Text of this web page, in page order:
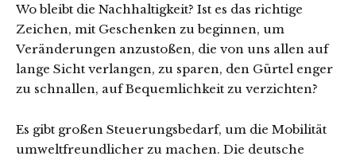
Wo bleibt die Nachhaltigkeit? Ist es das richtige
Zeichen, mit Geschenken zu beginnen, um
Veränderungen anzustoßen, die von uns allen auf
lange Sicht verlangen, zu sparen, den Gürtel enger
zu schnallen, auf Bequemlichkeit zu verzichten?
Es gibt großen Steuerungsbedarf, um die Mobilität
umweltfreundlicher zu machen. Die deutsche